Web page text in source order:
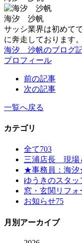
海汐 沙帆
サッシ業界は初めて
に奔走しております。
海汐 沙帆のブログ
プロフィール
前の記事
次の記事
一覧へ戻る
カテゴリ
全て703
三浦店長 現場
★事務員：海
ゆうきのスタッ
窓・玄関リフォ
お知らせ75
月別アーカイブ